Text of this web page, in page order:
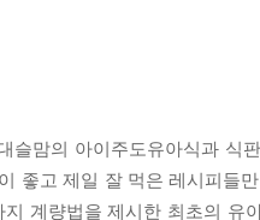
슬맘의 아이주도유아식과 식
좋고 제일 잘 먹은 레시피들
계량법을 제시한 최초의 유